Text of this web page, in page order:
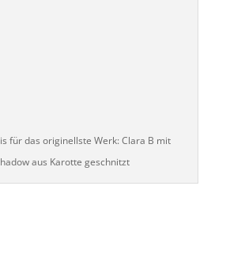
für das originellste Werk: Clara B mit
aus Karotte geschnitzt